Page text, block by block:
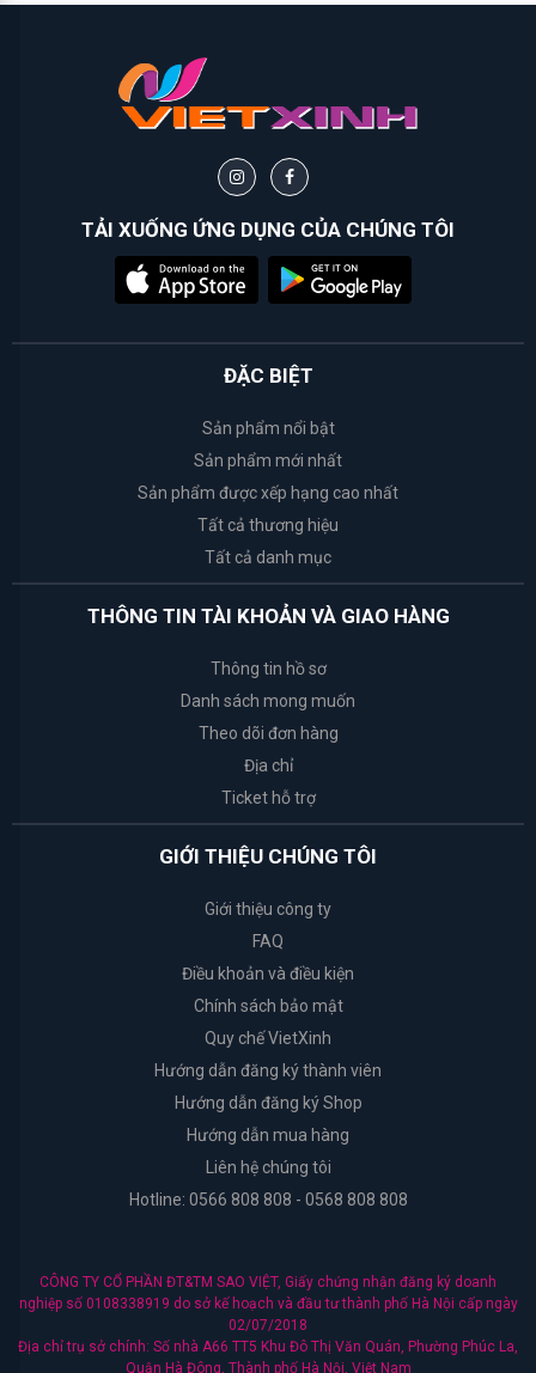
Ciracle
TẢI XUỐNG ỨNG DỤNG CỦA CHÚNG TÔI
ĐẶC BIỆT
Sản phẩm nổi bật
Sản phẩm mới nhất
Sản phẩm được xếp hạng cao nhất
Tất cả thương hiệu
Tất cả danh mục
THÔNG TIN TÀI KHOẢN VÀ GIAO HÀNG
Thông tin hồ sơ
Danh sách mong muốn
Theo dõi đơn hàng
Địa chỉ
Ticket hỗ trợ
GIỚI THIỆU CHÚNG TÔI
Giới thiệu công ty
FAQ
Điều khoản và điều kiện
Chính sách bảo mật
Quy chế VietXinh
Hướng dẫn đăng ký thành viên
Hướng dẫn đăng ký Shop
Hướng dẫn mua hàng
Liên hệ chúng tôi
Hotline: 0566 808 808 - 0568 808 808
CÔNG TY CỔ PHẦN ĐT&TM SAO VIỆT, Giấy chứng nhận đăng ký doanh
nghiệp số 0108338919 do sở kế hoạch và đầu tư thành phố Hà Nội cấp ngày
02/07/2018
Địa chỉ trụ sở chính: Số nhà A66 TT5 Khu Đô Thị Văn Quán, Phường Phúc La,
Quận Hà Đông, Thành phố Hà Nội, Việt Nam